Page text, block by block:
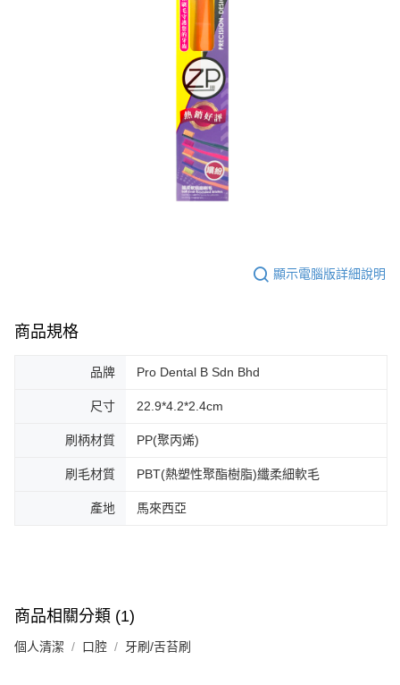
顯示電腦版詳細說明
商品規格
品牌 Pro Dental B Sdn Bhd
尺寸 22.9*4.2*2.4cm
刷柄材質 PP(聚丙烯)
刷毛材質 PBT(熱塑性聚酯樹脂)纖柔細軟毛
產地 馬來西亞
商品相關分類 (1)
個人清潔 口腔 牙刷/舌苔刷